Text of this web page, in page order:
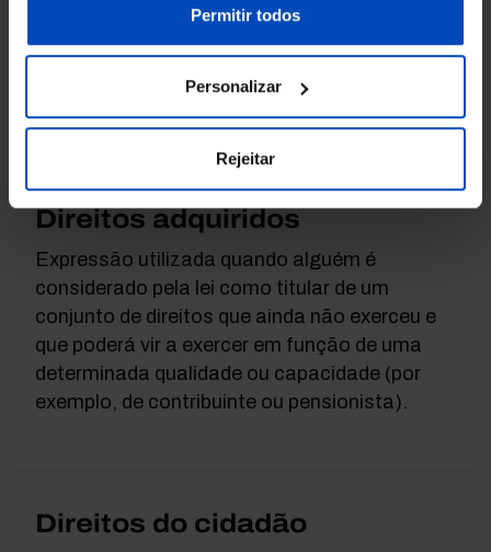
Política de Cookies.
Permitir todos
Personalizar
Rejeitar
instituições, etc.), como uma disciplina da
ciência ou do saber que se associa ao
cultura do direito.
Direitos adquiridos
Expressão utilizada quando alguém é
considerado pela lei como titular de um
conjunto de direitos que ainda não exerceu e
que poderá vir a exercer em função de uma
determinada qualidade ou capacidade (por
exemplo, de contribuinte ou pensionista).
Direitos do cidadão